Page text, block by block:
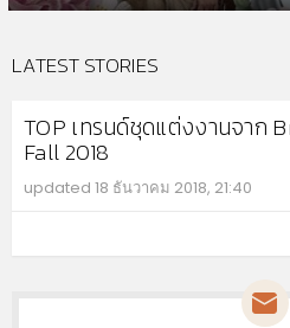
LATEST STORIES
TOP เทรนด์ชุดแต่งงานจาก
Fall 2018
updated 18 ธันวาคม 2018, 21:40